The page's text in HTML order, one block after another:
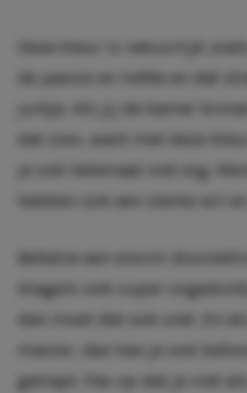
Deze kleur is natuurlijk
de passie en liefde en dat
jurkje. Als jij de kamer
dat zien, want met deze
je ook helemaal niet erg.
hebben ook een sterke wil
Behalve een enorm
dragers ook super
dan moet dat ook snel. En
manier, dan kan je ook
getrapt. Pas op dat je niet